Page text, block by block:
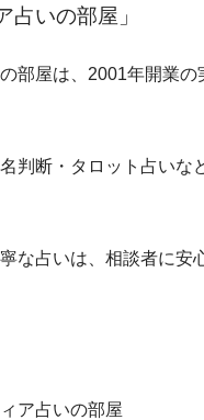
占いの部屋」
部屋は、2001年開業の
判断・タロット占いな
な占いは、相談者に安
ア占いの部屋